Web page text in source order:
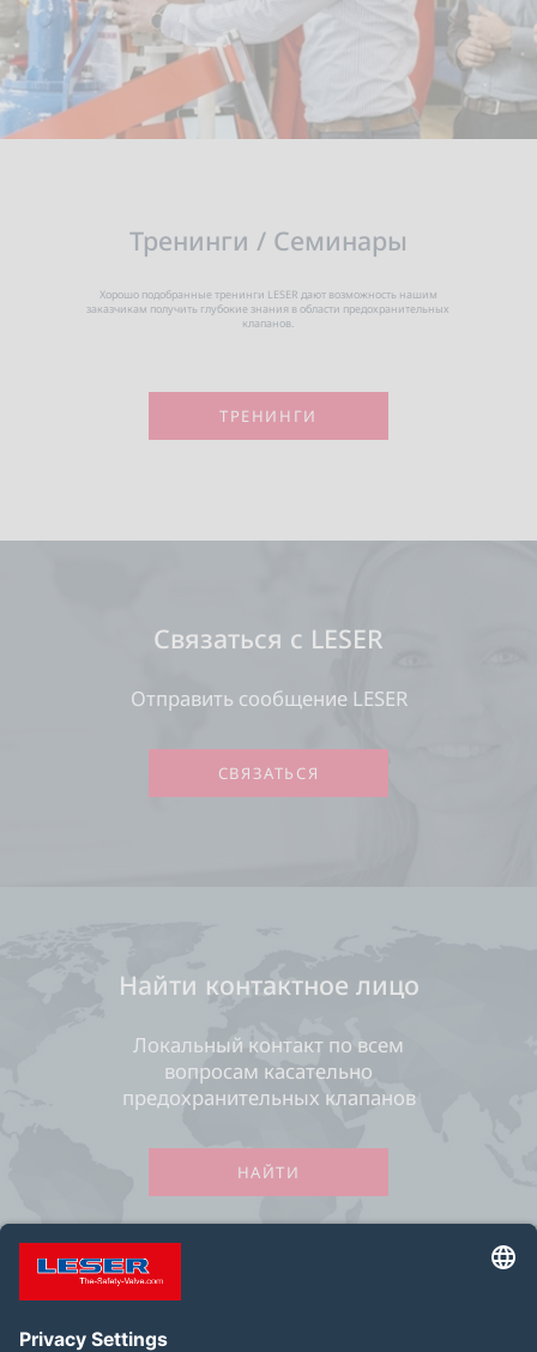
Тренинги / Семинары
Хорошо подобранные тренинги LESER дают возможность нашим
заказчикам получить глубокие знания в области предохранительных
клапанов.
ТРЕНИНГИ
Связаться с LESER
Отправить сообщение LESER
СВЯЗАТЬСЯ
Найти контактное лицо
Локальный контакт по всем
вопросам касательно
предохранительных клапанов
НАЙТИ